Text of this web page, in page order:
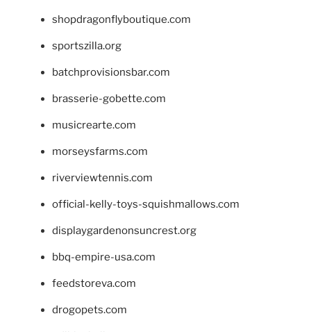
shopdragonflyboutique.com
sportszilla.org
batchprovisionsbar.com
brasserie-gobette.com
musicrearte.com
morseysfarms.com
riverviewtennis.com
official-kelly-toys-squishmallows.com
displaygardenonsuncrest.org
bbq-empire-usa.com
feedstoreva.com
drogopets.com